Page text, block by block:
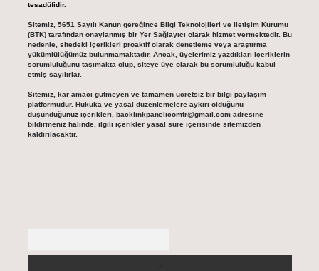
tesadüfidir.
Sitemiz, 5651 Sayılı Kanun gereğince Bilgi Teknolojileri ve İletişim Kurumu
(BTK) tarafından onaylanmış bir Yer Sağlayıcı olarak hizmet vermektedir. Bu
nedenle, sitedeki içerikleri proaktif olarak denetleme veya araştırma
yükümlülüğümüz bulunmamaktadır. Ancak, üyelerimiz yazdıkları içeriklerin
sorumluluğunu taşımakta olup, siteye üye olarak bu sorumluluğu kabul
etmiş sayılırlar.
Sitemiz, kar amacı gütmeyen ve tamamen ücretsiz bir bilgi paylaşım
platformudur. Hukuka ve yasal düzenlemelere aykırı olduğunu
düşündüğünüz içerikleri, backlinkpanelicomtr@gmail.comadresine
bildirmeniz halinde, ilgili içerikler yasal süre içerisinde sitemizden
kaldırılacaktır.